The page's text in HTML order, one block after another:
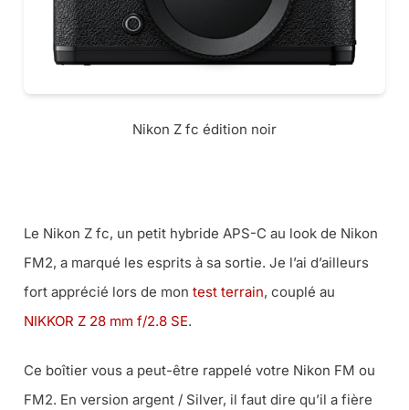
Nikon Z fc édition noir
Le Nikon Z fc, un petit hybride APS-C au look de Nikon
FM2, a marqué les esprits à sa sortie. Je l’ai d’ailleurs
fort apprécié lors de mon test terrain, couplé au
NIKKOR Z 28 mm f/2.8 SE.
Ce boîtier vous a peut-être rappelé votre Nikon FM ou
FM2. En version argent / Silver, il faut dire qu’il a fière